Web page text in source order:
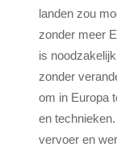
landen zou
zonder meer
is
zonder
om in Europa
en
vervoer en